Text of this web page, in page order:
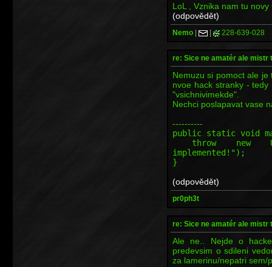
LoL , Vznika nam tu
(odpovědět)
Nemo | | 228-639-028
re: Sice ne amatér ale mistr
Nemuzu si pomoct ale
nvoe hack stranky -
"vsichnivimekde".
Nechci poslapavat vase
----------
public static void
throw new
implemented!");
}
(odpovědět)
pr0ph3t
re: Sice ne amatér ale mistr
Ale ne.. Nejde o
predevsim o sdileni
za lamerinu/nepatri sem/